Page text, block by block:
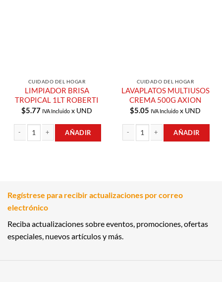
CUIDADO DEL HOGAR
LIMPIADOR BRISA
TROPICAL 1LT ROBERTI
$5.77 IVA Incluido x UND
AÑADIR
CUIDADO DEL HOGAR
LAVAPLATOS MULTIUSOS
CREMA 500G AXION
$5.05 IVA Incluido x UND
AÑADIR
Regístrese para recibir actualizaciones por correo
electrónico
Reciba actualizaciones sobre eventos, promociones, ofertas
especiales, nuevos artículos y más.